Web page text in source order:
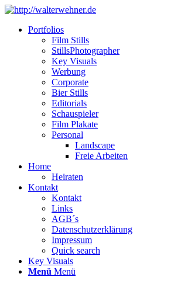
Portfolios
Film Stills
StillsPhotographer
Key Visuals
Werbung
Corporate
Bier Stills
Editorials
Schauspieler
Film Plakate
Personal
Landscape
Freie Arbeiten
Home
Heiraten
Kontakt
Kontakt
Links
AGB´s
Datenschutzerklärung
Impressum
Quick search
Key Visuals
Menü Menü